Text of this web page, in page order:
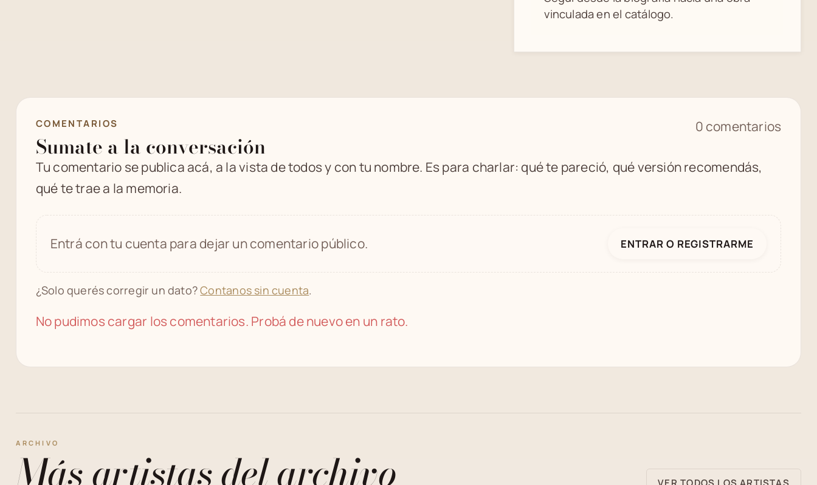
vinculada en el catálogo.
COMENTARIOS
Sumate a la conversación
0 comentarios
Tu comentario se publica acá, a la vista de todos y con tu nombre. Es para charlar: qué te pareció, qué versión recomendás,
qué te trae a la memoria.
Entrá con tu cuenta para dejar un comentario público. ENTRAR O REGISTRARME
¿Solo querés corregir un dato?Contanos sin cuenta.
No pudimos cargar los comentarios. Probá de nuevo en un rato.
ARCHIVO
Más artistas del archivo